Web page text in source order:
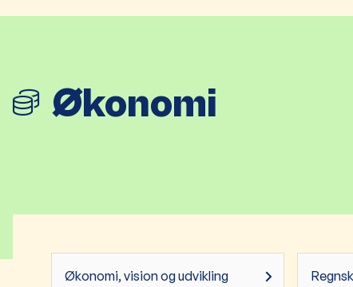
Økonomi
Økonomi, vision og udvikling